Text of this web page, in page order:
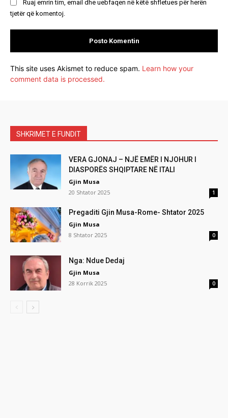
Ruaj emrin tim, email dhe uebfaqen në këtë shfletues për herën
tjetër që komentoj.
This site uses Akismet to reduce spam. Learn how your
comment data is processed.
SHKRIMET E FUNDIT
VERA GJONAJ – NJË EMËR I NJOHUR I
DIASPORËS SHQIPTARE NË ITALI
Gjin Musa
20 Shtator 2025
1
Pregaditi Gjin Musa-Rome- Shtator 2025
Gjin Musa
8 Shtator 2025
0
Nga: Ndue Dedaj
Gjin Musa
28 Korrik 2025
0